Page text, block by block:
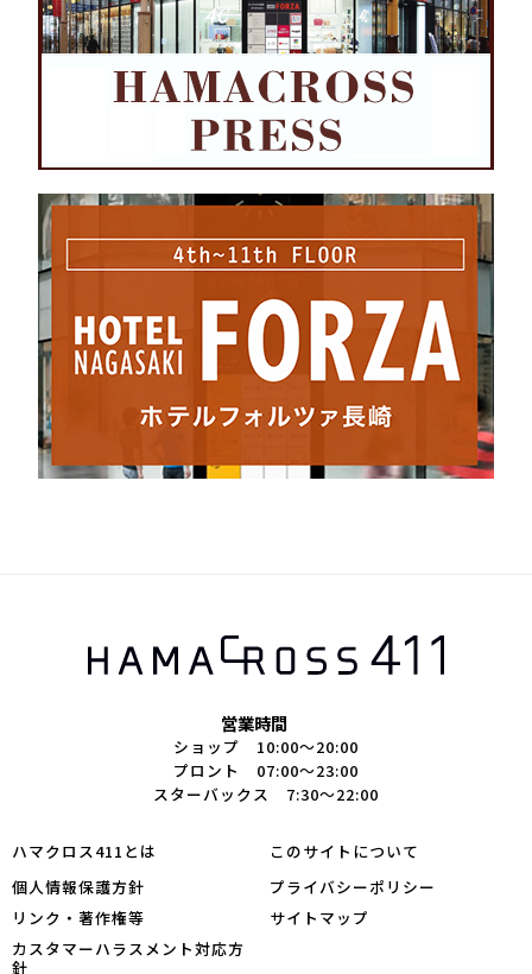
営業時間
ショップ 10:00～20:00
プロント 07:00～23:00
スターバックス 7:30～22:00
ハマクロス411とは
このサイトについて
個人情報保護方針
プライバシーポリシー
リンク・著作権等
サイトマップ
カスタマーハラスメント対応方
針